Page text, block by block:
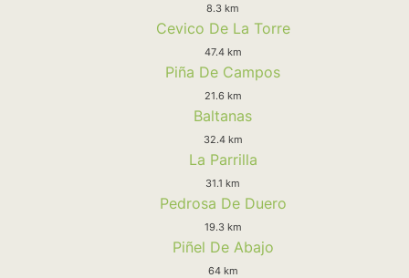
8.3 km
Cevico De La Torre
47.4 km
Piña De Campos
21.6 km
Baltanas
32.4 km
La Parrilla
31.1 km
Pedrosa De Duero
19.3 km
Piñel De Abajo
64 km